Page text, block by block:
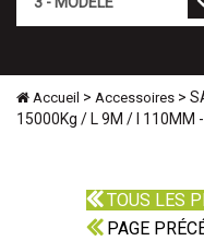
Accueil > Accessoires >
15000Kg / L 9M / l
TOUS LES
PAGE